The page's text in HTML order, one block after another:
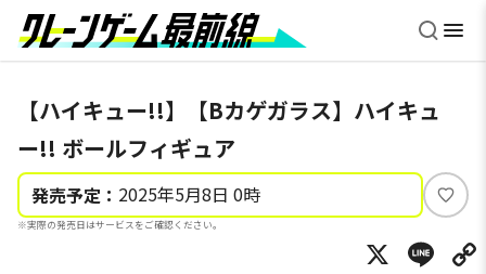
【ハイキュー!!】【Bカゲガラス】ハイキュ
ー!! ボールフィギュア
発売予定： 2025年5月8日 0時
※実際の発売日はサービスをご確認ください。
い
ね
X